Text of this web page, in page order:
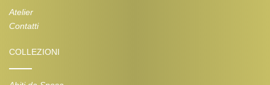
Atelier
Contatti
COLLEZIONI